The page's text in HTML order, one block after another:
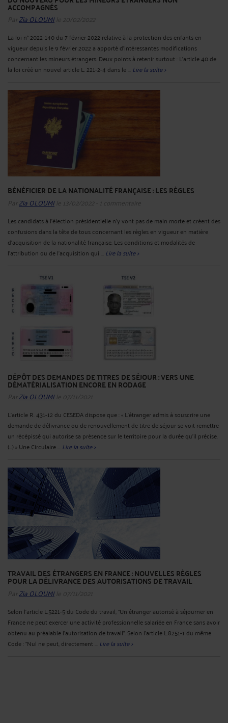
ACCOMPAGNÉS
ParZia OLOUMI le 20/02/2022
La loi n° 2022-140 du 7 février 2022 relative à la protection des enfants en
vigueur depuis le 9 février 2022 a apporté d’intéressantes modifications
concernant les mineurs étrangers. Deux points à retenir surtout : L’article 40 de
la loi créé un nouvel article L. 221-2-4 dans le ... Lire la suite >
BÉNÉFICIER DE LA NATIONALITÉ FRANÇAISE : LES RÈGLES
ParZia OLOUMI le 13/02/2022 - 1 commentaire
Les candidats à l'élection présidentielle n'y vont pas de main morte et créent des
confusions dans la tête de tous concernant les règles en vigueur en matière
d'acquisition de la nationalité française. Les conditions et modalités de
l'attribution ou de l'acquisition qui ... Lire la suite >
DÉPÔT DES DEMANDES DE TITRES DE SÉJOUR : VERS UNE
DÉMATÉRIALISATION ENCORE EN RODAGE
ParZia OLOUMI le 07/11/2021
L'article R. 431-12 du CESEDA dispose que : « L'étranger admis à souscrire une
demande de délivrance ou de renouvellement de titre de séjour se voit remettre
un récépissé qui autorise sa présence sur le territoire pour la durée qu'il précise.
(...) » Une Circulaire ... Lire la suite >
TRAVAIL DES ÉTRANGERS EN FRANCE : NOUVELLES RÈGLES
POUR LA DÉLIVRANCE DES AUTORISATIONS DE TRAVAIL
ParZia OLOUMI le 07/11/2021
Selon l'article L.5221-5 du Code du travail, "Un étranger autorisé à séjourner en
France ne peut exercer une activité professionnelle salariée en France sans avoir
obtenu au préalable l'autorisation de travail". Selon l'article L.8251-1 du même
Code : "Nul ne peut, directement ... Lire la suite >